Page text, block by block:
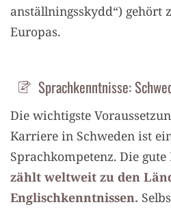
anställningsskydd“) gehört
Europas.
Sprachkenntnisse:
Die wichtigste
Karriere in Schweden ist
Sprachkompetenz. Die
zählt weltweit zu den
Englischkenntnissen.